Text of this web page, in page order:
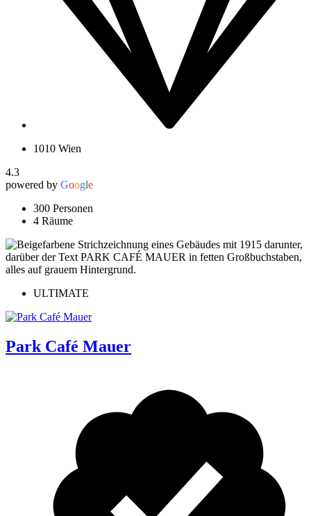
1010 Wien
4.3
powered by Google
300 Personen
4 Räume
ULTIMATE
Park Café Mauer